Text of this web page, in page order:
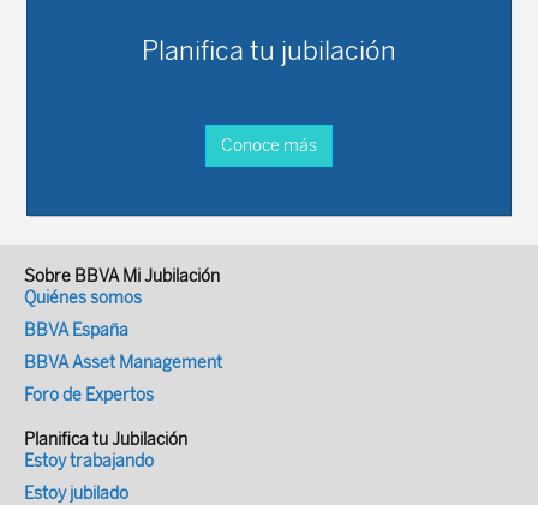
Planifica tu jubilación
Conoce más
Sobre BBVA Mi Jubilación
Quiénes somos
BBVA España
BBVA Asset Management
Foro de Expertos
Planifica tu Jubilación
Estoy trabajando
Estoy jubilado